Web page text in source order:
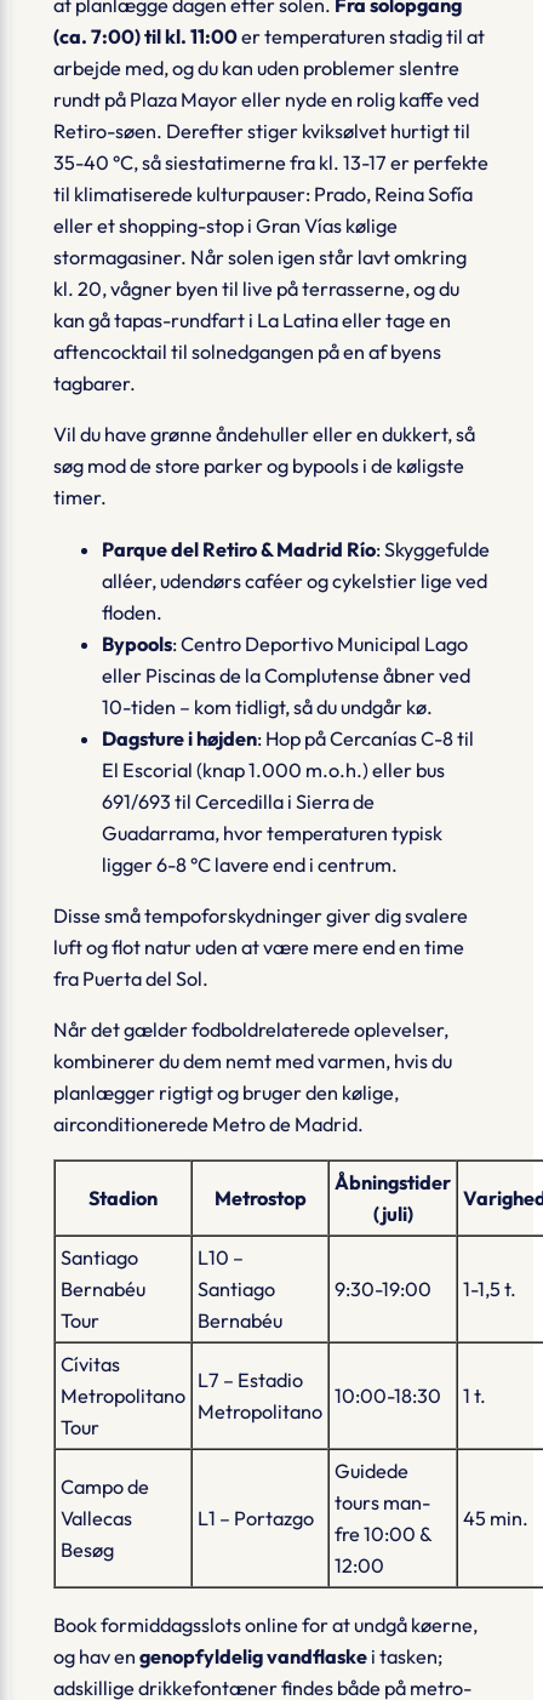
at planlægge dagen efter solen. Fra solopgang
(ca. 7:00) til kl. 11:00er temperaturen stadig til at
arbejde med, og du kan uden problemer slentre
rundt på Plaza Mayor eller nyde en rolig kaffe ved
Retiro-søen. Derefter stiger kviksølvet hurtigt til
35-40 °C, såsiestatimernefra kl. 13-17 er perfekte
til klimatiserede kulturpauser: Prado, Reina Sofía
eller et shopping-stop i Gran Vías kølige
stormagasiner. Når solen igen står lavt omkring
kl. 20, vågner byen til live på terrasserne, og du
kan gå tapas-rundfart i La Latina eller tage en
aftencocktail til solnedgangen på en af byens
tagbarer.
Vil du have grønne åndehuller eller en dukkert, så
søg mod de store parker og bypools i de køligste
timer.
Parque del Retiro & Madrid Río: Skyggefulde
alléer, udendørs caféer og cykelstier lige ved
floden.
Bypools: Centro Deportivo Municipal Lago
eller Piscinas de la Complutense åbner ved
10-tiden – kom tidligt, så du undgår kø.
Dagsture i højden: Hop på Cercanías C-8 til
El Escorial (knap 1.000 m.o.h.) eller bus
691/693 til Cercedilla i Sierra de
Guadarrama, hvor temperaturen typisk
ligger 6-8 °C lavere end i centrum.
Disse små tempoforskydninger giver dig svalere
luft og flot natur uden at være mere end en time
fra Puerta del Sol.
Når det gælder fodboldrelaterede oplevelser,
kombinerer du dem nemt med varmen, hvis du
planlægger rigtigt og bruger den kølige,
airconditionerede Metro de Madrid.
Stadion Metrostop
Åbningstider
(juli)
Santiago
Bernabéu
Tour
L10 –
Santiago
Bernabéu
9:30-19:00 1-1,5 t.
Cívitas
Metropolitano
Tour
L7 – Estadio
Metropolitano
10:00-18:30 1 t.
Campo de
Vallecas
Besøg
L1 – Portazgo
Guidede
tours man-
fre 10:00 &
12:00
45 min.
Book formiddagsslots online for at undgå køerne,
og hav en genopfyldelig vandflaske i tasken;
adskillige drikkefontæner findes både på metro-